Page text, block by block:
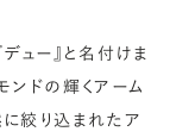
ュー』と名付けま
ンドの輝くアーム
絞り込まれたア